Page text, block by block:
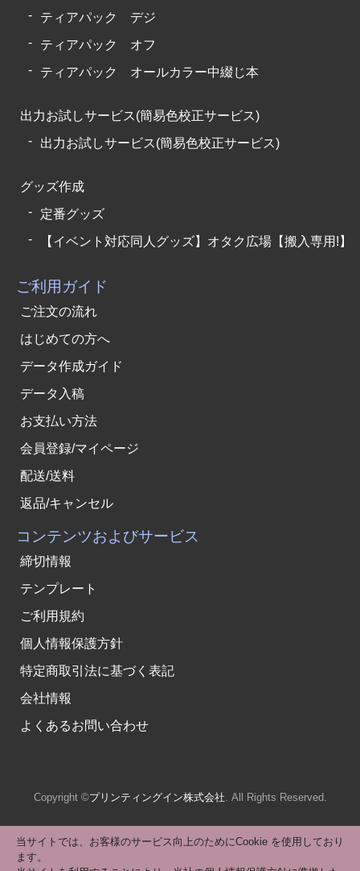
ティアパック デジ
ティアパック オフ
ティアパック オールカラー中綴じ本
出力お試しサービス(簡易色校正サービス)
出力お試しサービス(簡易色校正サービス)
グッズ作成
定番グッズ
【イベント対応同人グッズ】オタク広場【搬入専用!】
ご利用ガイド
ご注文の流れ
はじめての方へ
データ作成ガイド
データ入稿
お支払い方法
会員登録/マイページ
配送/送料
返品/キャンセル
コンテンツおよびサービス
締切情報
テンプレート
ご利用規約
個人情報保護方針
特定商取引法に基づく表記
会社情報
よくあるお問い合わせ
当サイトでは、お客様のサービス向上のためにCookie を使用しており
ます。
Copyright ©プリンティングイン株式会社. All Rights Reserved.